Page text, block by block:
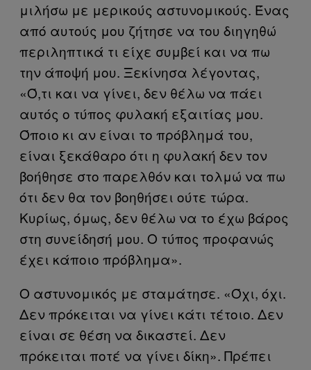
μιλήσω με μερικούς αστυνομικούς. Ένας
από αυτούς μου ζήτησε να του διηγηθώ
περιληπτικά τι είχε συμβεί και να πω
την άποψή μου. Ξεκίνησα λέγοντας,
«Ό,τι και να γίνει, δεν θέλω να πάει
αυτός ο τύπος φυλακή εξαιτίας μου.
Όποιο κι αν είναι το πρόβλημά του,
είναι ξεκάθαρο ότι η φυλακή δεν τον
βοήθησε στο παρελθόν και τολμώ να πω
ότι δεν θα τον βοηθήσει ούτε τώρα.
Κυρίως, όμως, δεν θέλω να το έχω βάρος
στη συνείδησή μου. Ο τύπος προφανώς
έχει κάποιο πρόβλημα».
Ο αστυνομικός με σταμάτησε. «Όχι, όχι.
Δεν πρόκειται να γίνει κάτι τέτοιο. Δεν
είναι σε θέση να δικαστεί. Δεν
πρόκειται ποτέ να γίνει δίκη». Πρέπει